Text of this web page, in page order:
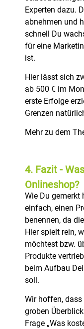
Experten dazu.
abnehmen und
schnell Du
für eine
ist.
Hier lässt sich
ab 500 € im
erste Erfolge
Grenzen
Mehr zu dem
4. Fazit -
Onlineshop?
Wie Du gemerkt
einfach, einen
benennen, da
Hier spielt rein,
möchtest bzw.
Produkte
beim Aufbau
soll.
Wir hoffen, dass
groben
Frage „Was